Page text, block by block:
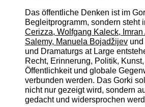
Das öffentliche Denken ist im
Begleitprogramm, sondern steht
Cerizza, Wolfgang Kaleck, Imran
Salemy, Manuela Bojadžijevund
und Dramaturgs at Large
Recht, Erinnerung, Politik,
Öffentlichkeit und globale
verbunden werden. Das Gorki
nicht nur gezeigt wird, sondern
gedacht und widersprochen